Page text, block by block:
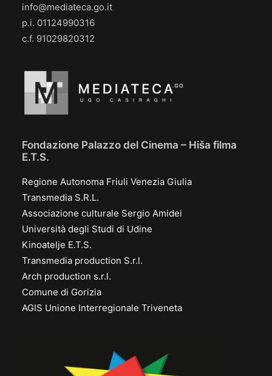
info@mediateca.go.it
p.i. 01124990316
c.f. 91029820312
Fondazione Palazzo del Cinema – Hiša filma
E.T.S.
Regione Autonoma Friuli Venezia Giulia
Transmedia S.R.L.
Associazione culturale Sergio Amidei
Università degli Studi di Udine
Kinoatelje E.T.S.
Transmedia production S.r.l.
Arch production s.r.l.
Comune di Gorizia
AGIS Unione Interregionale Triveneta